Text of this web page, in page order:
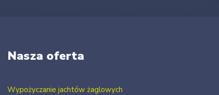
Nasza oferta
Wypożyczanie jachtów żaglowych